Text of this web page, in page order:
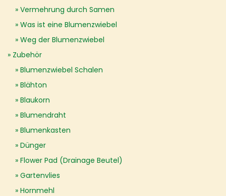
Vermehrung durch Samen
Was ist eine Blumenzwiebel
Weg der Blumenzwiebel
Zubehör
Blumenzwiebel Schalen
Blähton
Blaukorn
Blumendraht
Blumenkasten
Dünger
Flower Pad (Drainage Beutel)
Gartenvlies
Hornmehl